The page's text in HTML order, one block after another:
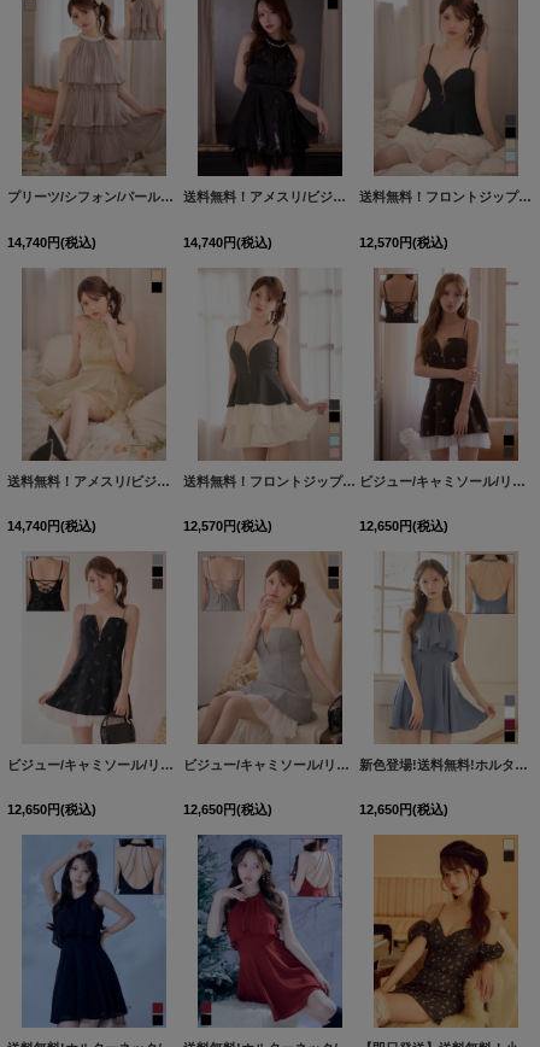
プリーツ/シフォン/パールビジュー/ティアード/バックリボン/ノースリーブ/アメスリ/ミニドレス/キャバドレス【XS-Mサイズ/2カラー】[OF03]【YN】dzjvBF【予約商品/8月下旬発送予定】
14,740円(税込)
送料無料！アメスリ/ビジュー/胸閉じ/シフォン生地/チュール/フレア/ミニドレス/キャバドレス【XS-Mサイズ/2カラー】[OF03]【YN】dzwjgBF【予約商品/8月中旬発送予定】
14,740円(税込)
送料無料！フロントジップ/キャミソール/２段フリル/ティアード/ミニドレス/キャバドレス【XS-Mサイズ/5カラー】[OF03]【YN】dzjv【一部予約商品/9月中旬発送予定】
12,570円(税込)
送料無料！アメスリ/ビジュー/胸閉じ/シフォン生地/チュール/フレア/ミニドレス/キャバドレス【XS-Mサイズ/2カラー】[OF03]【YN】dzwjgBF【予約商品/8月中旬発送予定】
14,740円(税込)
送料無料！フロントジップ/キャミソール/２段フリル/ティアード/ミニドレス/キャバドレス【XS-Mサイズ/5カラー】[OF03]【YN】dzjv【一部予約商品/9月中旬発送予定】
12,570円(税込)
ビジュー/キャミソール/リボン/チュール/バックオープン/ジップ/Aライン/ミニドレス/キャバドレス【XS-Mサイズ/3カラー】【予約商品/8月中旬発送予定】 [OF01]【SB】dzwgBF
12,650円(税込)
ビジュー/キャミソール/リボン/チュール/バックオープン/ジップ/Aライン/ミニドレス/キャバドレス【XS-Mサイズ/3カラー】（8月中旬発送予定） [OF01]【SB】dzwgBF
12,650円(税込)
ビジュー/キャミソール/リボン/チュール/バックオープン/ジップ/Aライン/ミニドレス/キャバドレス【XS-Mサイズ/3カラー】【予約商品/8月中旬発送予定】 [OF01]【SB】dzwgBF
12,650円(税込)
新色登場!送料無料!ホルターネック/バックビジュー/アメスリ/ノースリーブ/Aライン/フレア/シフォン/ミニドレス/キャバドレス【XS-Mサイズ/4カラー】[OF03] 【YN】dzjvAG【一部予約商品/8月下旬発送予定】
12,650円(税込)